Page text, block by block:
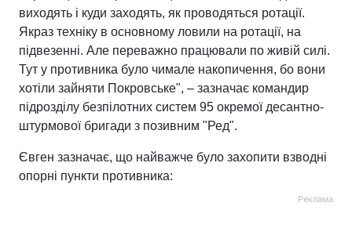
виходять і куди заходять, як проводяться ротації.
Якраз техніку в основному ловили на ротації, на
підвезенні. Але переважно працювали по живій силі.
Тут у противника було чимале накопичення, бо вони
хотіли зайняти Покровське", – зазначає командир
підрозділу безпілотних систем 95 окремої десантно-
штурмової бригади з позивним "Ред".
Євген зазначає, що найважче було захопити взводні
опорні пункти противника:
Реклама